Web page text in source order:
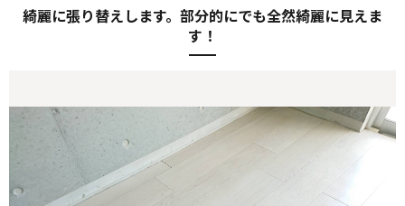
綺麗に張り替えします。部分的にでも全然綺麗に見えま
す！